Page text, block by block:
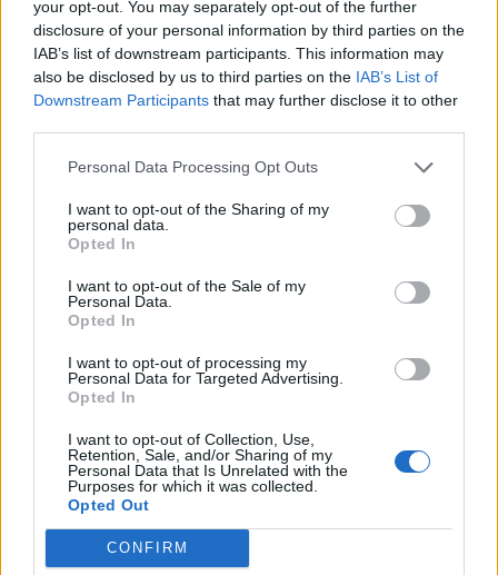
your opt-out. You may separately opt-out of the further
disclosure of your personal information by third parties on the
IAB’s list of downstream participants. This information may
also be disclosed by us to third parties on the IAB’s List of
Downstream Participants that may further disclose it to other
Personal Data Processing Opt Outs
I want to opt-out of the Sharing of my
personal data.
Opted In
I want to opt-out of the Sale of my
Personal Data.
Opted In
I want to opt-out of processing my
Personal Data for Targeted Advertising.
Opted In
I want to opt-out of Collection, Use,
Retention, Sale, and/or Sharing of my
Personal Data that Is Unrelated with the
Purposes for which it was collected.
Opted Out
CONFIRM
In evidenza